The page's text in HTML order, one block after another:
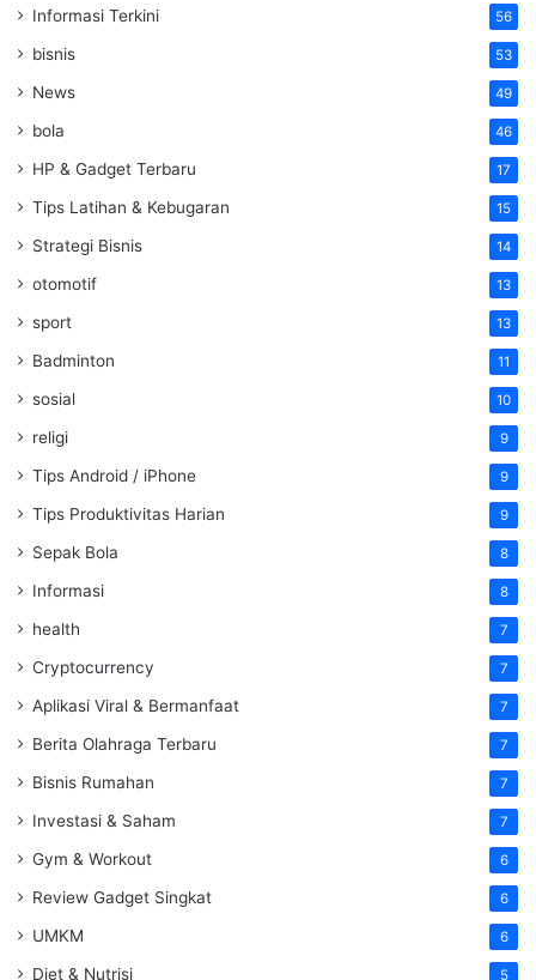
Informasi Terkini 56
bisnis 53
News 49
bola 46
HP & Gadget Terbaru 17
Tips Latihan & Kebugaran 15
Strategi Bisnis 14
otomotif 13
sport 13
Badminton 11
sosial 10
religi 9
Tips Android / iPhone 9
Tips Produktivitas Harian 9
Sepak Bola 8
Informasi 8
health 7
Cryptocurrency 7
Aplikasi Viral & Bermanfaat 7
Berita Olahraga Terbaru 7
Bisnis Rumahan 7
Investasi & Saham 7
Gym & Workout 6
Review Gadget Singkat 6
UMKM 6
Diet & Nutrisi 5